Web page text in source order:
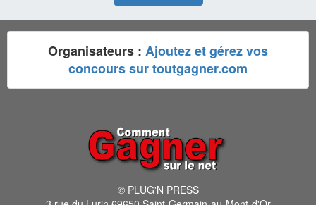
Organisateurs : Ajoutez et gérez vos
concours sur toutgagner.com
© PLUG'N PRESS